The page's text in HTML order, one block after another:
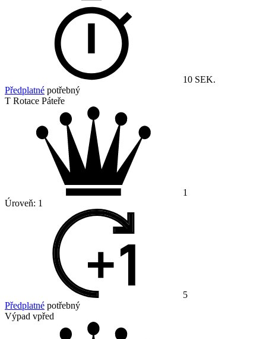
10 SEK.
Předplatné potřebný
T Rotace Páteře
1
Úroveň: 1
5
Předplatné potřebný
Výpad vpřed